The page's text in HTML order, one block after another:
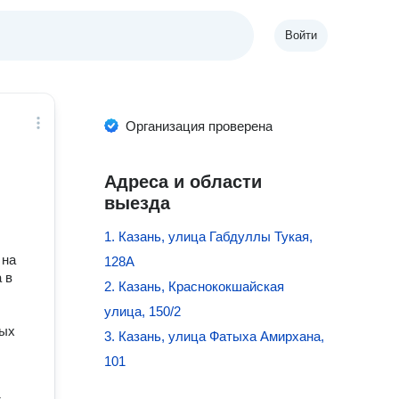
Войти
в
Организация проверена
Адреса и области
выезда
1. Казань, улица Габдуллы Тукая,
128А
2. Казань, Краснококшайская
улица, 150/2
3. Казань, улица Фатыха Амирхана,
101